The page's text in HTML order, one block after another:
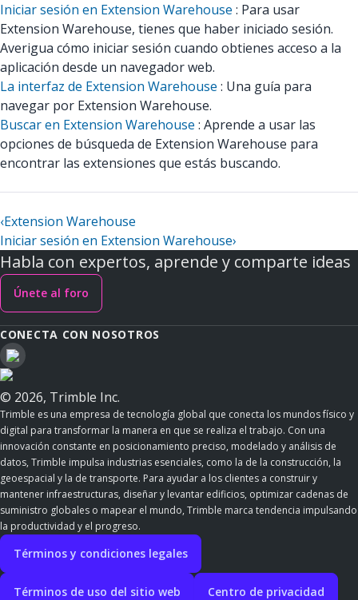
Iniciar sesión en Extension Warehouse : Para usar
Extension Warehouse, tienes que haber iniciado sesión.
Averigua cómo iniciar sesión cuando obtienes acceso a la
aplicación desde un navegador web.
La interfaz de Extension Warehouse : Una guía para
navegar por Extension Warehouse.
Buscar en Extension Warehouse : Aprende a usar las
opciones de búsqueda de Extension Warehouse para
encontrar las extensiones que estás buscando.
‹Extension Warehouse
Iniciar sesión en Extension Warehouse›
Habla con expertos, aprende y comparte ideas
Únete al foro
CONECTA CON NOSOTROS
© 2026, Trimble Inc.
Trimble es una empresa de tecnología global que conecta los mundos físico y
digital para transformar la manera en que se realiza el trabajo. Con una
innovación constante en posicionamiento preciso, modelado y análisis de
datos, Trimble impulsa industrias esenciales, como la de la construcción, la
geoespacial y la de transporte. Para ayudar a los clientes a construir y
mantener infraestructuras, diseñar y levantar edificios, optimizar cadenas de
suministro globales o mapear el mundo, Trimble marca tendencia impulsando
la productividad y el progreso.
Términos y condiciones legales
Términos de uso del sitio web Centro de privacidad